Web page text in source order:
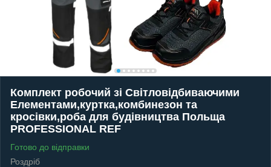
Комплект робочий зі Світловідбиваючими
Елементами,куртка,комбинезон та
кросівки,роба для будівництва Польща
PROFESSIONAL REF
Готово до відправки
Роздріб